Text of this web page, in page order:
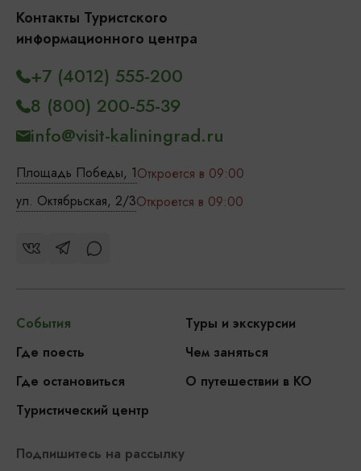
Контакты Туристского
информационного центра
Площадь Победы, 1Откроется в 09:00
ул. Октябрьская, 2/3Откроется в 09:00
+7 (4012) 555-200
8 (800) 200-55-39
info@visit-kaliningrad.ru
События
Туры и экскурсии
Где поесть
Чем заняться
Где остановиться
О путешествии в КО
Туристический центр
Подпишитесь на рассылку